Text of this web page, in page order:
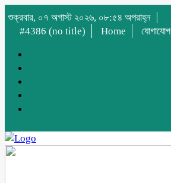
শুক্রবার, ০৭ অগাস্ট ২০২৬, ০৮:৫৪ অপরাহ্ন
#4386 (no title)
Home যোগাযোগ